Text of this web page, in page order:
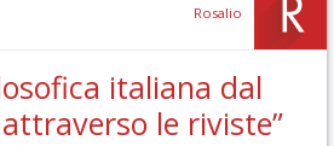
Rosalio
italiana dal
le riviste”